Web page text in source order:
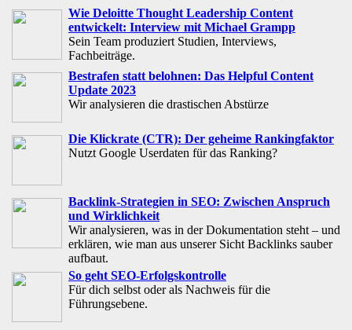
Wie Deloitte Thought Leadership Content
entwickelt: Interview mit Michael Grampp
Sein Team produziert Studien, Interviews,
Fachbeiträge.
Bestrafen statt belohnen: Das Helpful Content
Update 2023
Wir analysieren die drastischen Abstürze
Die Klickrate (CTR): Der geheime Rankingfaktor
Nutzt Google Userdaten für das Ranking?
Backlink-Strategien in SEO: Zwischen Anspruch
und Wirklichkeit
Wir analysieren, was in der Dokumentation steht – und
erklären, wie man aus unserer Sicht Backlinks sauber
aufbaut.
So geht SEO-Erfolgskontrolle
Für dich selbst oder als Nachweis für die
Führungsebene.